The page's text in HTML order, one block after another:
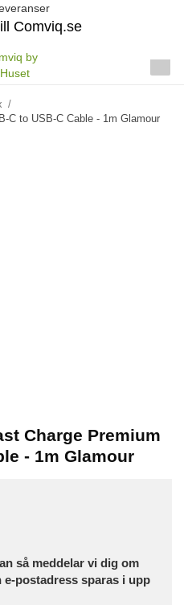
Comviq.se
/
C to USB-C Cable - 1m Glamour
Charge Premium
- 1m Glamour
så meddelar vi dig om
postadress sparas i upp